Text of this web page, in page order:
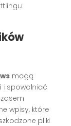
mogą
i spowalniać
wpisy, które
pliki